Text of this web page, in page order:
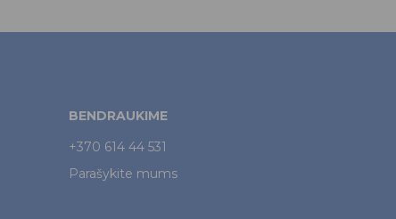
BENDRAUKIME
+370 614 44 531
Parašykite mums